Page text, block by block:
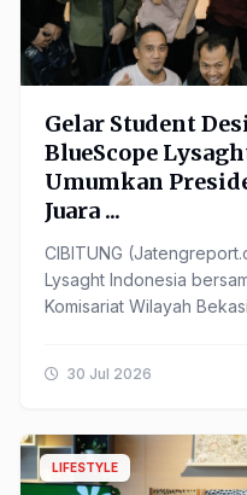
Gelar Student
BlueScope
Umumkan
Juara ...
CIBITUNG
Lysaght Indonesia
Komisariat Wilayah
30 Jul 2026
LIFESTYLE